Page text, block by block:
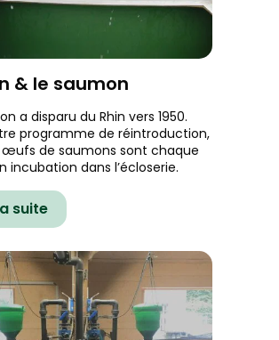
& le saumon
a disparu du Rhin vers 1950.
programme de réintroduction,
œufs de saumons sont chaque
incubation dans l’écloserie.
suite